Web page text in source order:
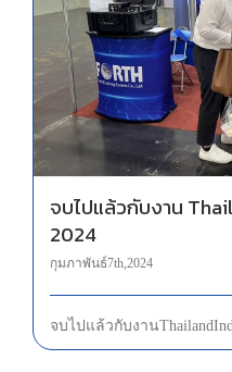
จบไปแล้วกับงาน
2024
กุมภาพันธ์ 7th, 2024
จบไปแล้วกับงาน Thailand